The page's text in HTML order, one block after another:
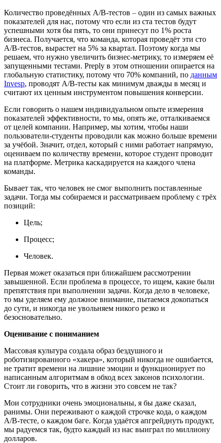
Количество проведённых A/B-тестов – один из самых важных
показателей для нас, потому что если из ста тестов будут
успешными хотя бы пять, то они принесут по 1% роста
бизнеса. Получается, что команда, которая проведёт эти сто
A/B-тестов, вырастет на 5% за квартал. Поэтому когда мы
решаем, что нужно увеличить бизнес-метрику, то измеряем её
запущенными тестами. Preply в этом отношении опирается на
глобальную статистику, потому что 70% компаний, по данным
Invesp, проводят A/B-тесты как минимум дважды в месяц и
считают их ценным инструментом повышения конверсии.
Если говорить о нашем индивидуальном опыте измерения
показателей эффективности, то мы, опять же, отталкиваемся
от целей компании. Например, мы хотим, чтобы наши
пользователи-студенты проводили как можно больше времени
за учёбой. Значит, отдел, который с ними работает напрямую,
оцениваем по количеству времени, которое студент проводит
на платформе. Метрика каскадируется на каждого члена
команды.
Бывает так, что человек не смог выполнить поставленные
задачи. Тогда мы собираемся и рассматриваем проблему с трёх
позиций:
Цель;
Процесс;
Человек.
Первая может оказаться при ближайшем рассмотрении
завышенной. Если проблема в процессе, то ищем, какие были
препятствия при выполнении задачи. Когда дело в человеке,
то мы уделяем ему должное внимание, пытаемся докопаться
до сути, и никогда не увольняем никого резко и
безосновательно.
Оценивание с пониманием
Массовая культура создала образ бездушного и
роботизированного «хакера», который никогда не ошибается,
не тратит времени на лишние эмоции и функционирует по
написанным алгоритмам в обход всех законов психологии.
Стоит ли говорить, что в жизни это совсем не так?
Мои сотрудники очень эмоциональны, я бы даже сказал,
ранимы. Они переживают о каждой строчке кода, о каждом
A/B-тесте, о каждом баге. Когда удаётся апгрейднуть продукт,
мы радуемся так, будто каждый из нас выиграл по миллиону
долларов.